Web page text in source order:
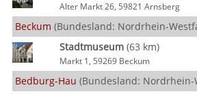
Alter Markt 26, 59821 Arnsberg
Beckum (Bundesland: Nordrhein-
Stadtmuseum(63 km)
Markt 1, 59269 Beckum
Bedburg-Hau (Bundesland: Nordrhein-